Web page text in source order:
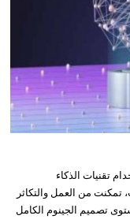
تقنيات الذكاء
تمكنت من العمل والتكاثر
تصميم الجينوم الكامل